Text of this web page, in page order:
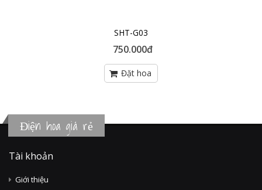
SHT-G03
750.000đ
Điện hoa giá rẻ
Tài khoản
Giới thiệu